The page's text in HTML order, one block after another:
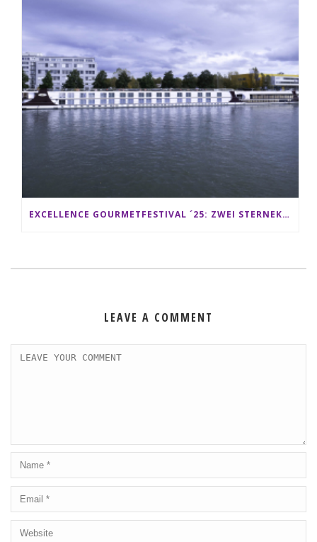
EXCELLENCE GOURMETFESTIVAL ´25: ZWEI STERNEKÖCHE ANTONIO GUIDA & DARIO MORESCO VERWÖHNEN IHRE GÄSTE AUF EINER LUXERIÖSEN SCHIFFSREISE
LEAVE A COMMENT